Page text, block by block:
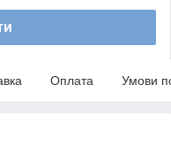
Оплата Умови